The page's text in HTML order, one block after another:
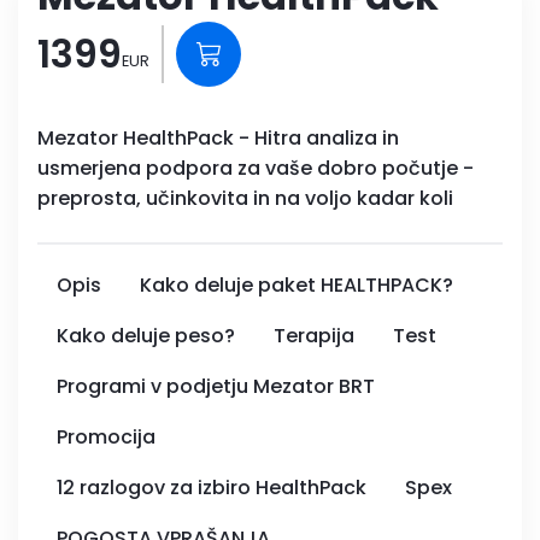
1399EUR
Mezator HealthPack - Hitra analiza in
usmerjena podpora za vaše dobro počutje -
preprosta, učinkovita in na voljo kadar koli
Opis
Kako deluje paket HEALTHPACK?
Kako deluje peso?
Terapija
Test
Programi v podjetju Mezator BRT
Promocija
12 razlogov za izbiro HealthPack
Spex